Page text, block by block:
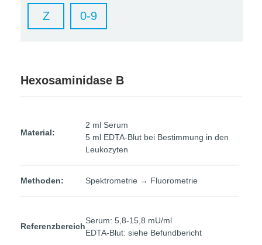
Z 0-9
Hexosaminidase B
Material:
2 ml Serum
5 ml EDTA-Blut bei Bestimmung in den
Leukozyten
Methoden: Spektrometrie → Fluorometrie
Referenzbereich
Serum: 5,8-15,8 mU/ml
EDTA-Blut: siehe Befundbericht